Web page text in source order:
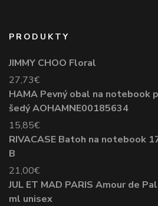
PRODUKTY
JIMMY CHOO Floral
27,73€
HAMA Pevný obal na notebook
šedý AOHAMNE00185634
15,85€
RIVACASE Batoh na notebook
B
21,00€
JUL ET MAD PARIS Amour de
ml unisex